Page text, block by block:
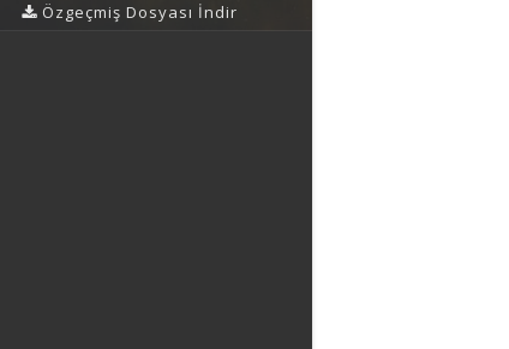
Özgeçmiş Dosyası İndir